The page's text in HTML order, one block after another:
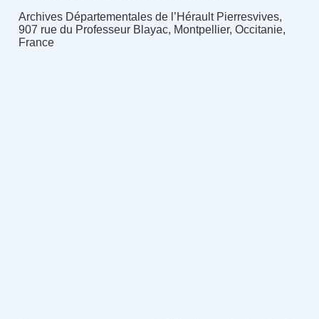
Archives Départementales de l’Hérault Pierresvives,
907 rue du Professeur Blayac, Montpellier, Occitanie,
France